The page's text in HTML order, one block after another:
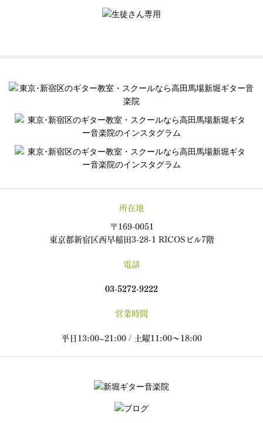
所在地
〒169-0051
東京都新宿区西早稲田3-28-1 RICOSビル7階
電話
03-5272-9222
営業時間
平日13:00~21:00 / 土曜11:00～18:00